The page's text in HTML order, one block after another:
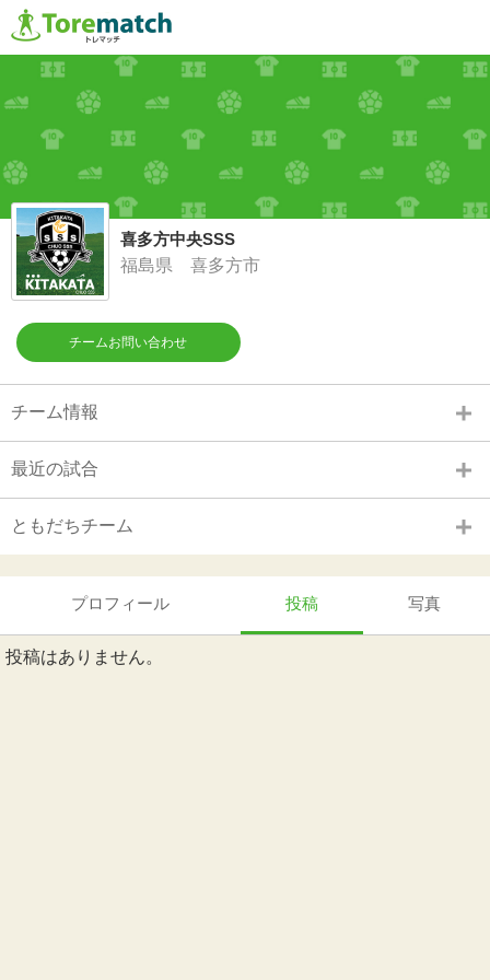
喜多方中央SSS
福島県 喜多方市
チームお問い合わせ
チーム情報
最近の試合
ともだちチーム
プロフィール 投稿 写真
投稿はありません。